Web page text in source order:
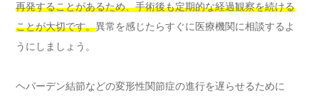
再発することがあるため、手術後も定期的な経過観察を続ける
ことが大切です。異常を感じたらすぐに医療機関に相談するよ
うにしましょう。
ヘバーデン結節などの変形性関節症の進行を遅らせるために